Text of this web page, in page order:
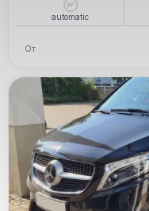
automatic
От